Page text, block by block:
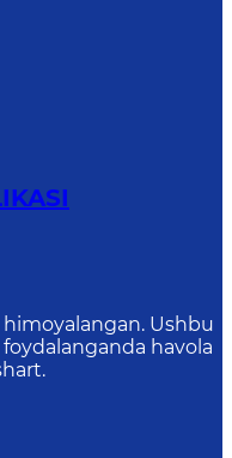
Ushbu
havola